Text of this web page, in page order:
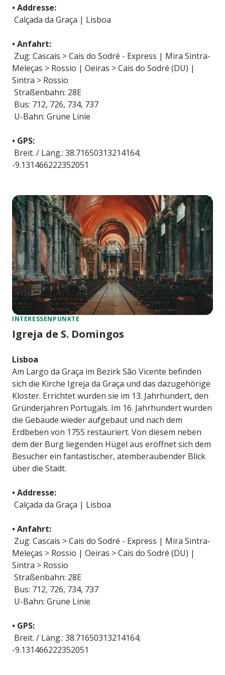
• Addresse:
Calçada da Graça | Lisboa
• Anfahrt:
Zug: Cascais > Cais do Sodré - Express | Mira Sintra-
Meleças > Rossio | Oeiras > Cais do Sodré (DU) |
Sintra > Rossio
Straßenbahn: 28E
Bus: 712, 726, 734, 737
U-Bahn: Grüne Linie
• GPS:
Breit. / Läng.: 38.71650313214164;
-9.131466222352051
INTERESSENPUNKTE
Igreja de S. Domingos
Lisboa
Am Largo da Graça im Bezirk São Vicente befinden
sich die Kirche Igreja da Graça und das dazugehörige
Kloster. Errichtet wurden sie im 13. Jahrhundert, den
Gründerjahren Portugals. Im 16. Jahrhundert wurden
die Gebäude wieder aufgebaut und nach dem
Erdbeben von 1755 restauriert. Von diesem neben
dem der Burg liegenden Hügel aus eröffnet sich dem
Besucher ein fantastischer, atemberaubender Blick
über die Stadt.
• Addresse:
Calçada da Graça | Lisboa
• Anfahrt:
Zug: Cascais > Cais do Sodré - Express | Mira Sintra-
Meleças > Rossio | Oeiras > Cais do Sodré (DU) |
Sintra > Rossio
Straßenbahn: 28E
Bus: 712, 726, 734, 737
U-Bahn: Grüne Linie
• GPS:
Breit. / Läng.: 38.71650313214164;
-9.131466222352051